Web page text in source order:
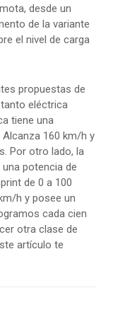
desde un
de la variante
el nivel de carga
propuestas de
eléctrica
tiene una
Alcanza 160 km/h y
Por otro lado, la
potencia de
de 0 a 100
h y posee un
cada cien
otra clase de
artículo te